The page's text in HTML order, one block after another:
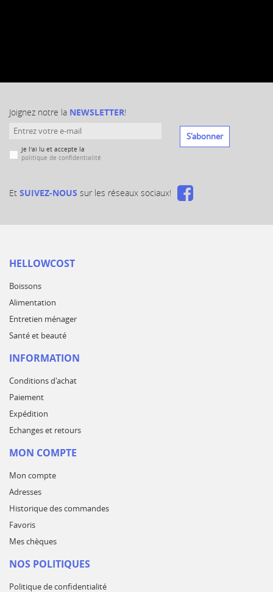
Joignez notre la NEWSLETTER!
Je l'ai lu et accepte la
politique de confidentialité
S'abonner
Et SUIVEZ-NOUS sur les réseaux sociaux!
HELLOWCOST
Boissons
Alimentation
Entretien ménager
Santé et beauté
INFORMATION
Conditions d'achat
Paiement
Expédition
Echanges et retours
MON COMPTE
Mon compte
Adresses
Historique des commandes
Favoris
Mes chèques
NOS POLITIQUES
Politique de confidentialité